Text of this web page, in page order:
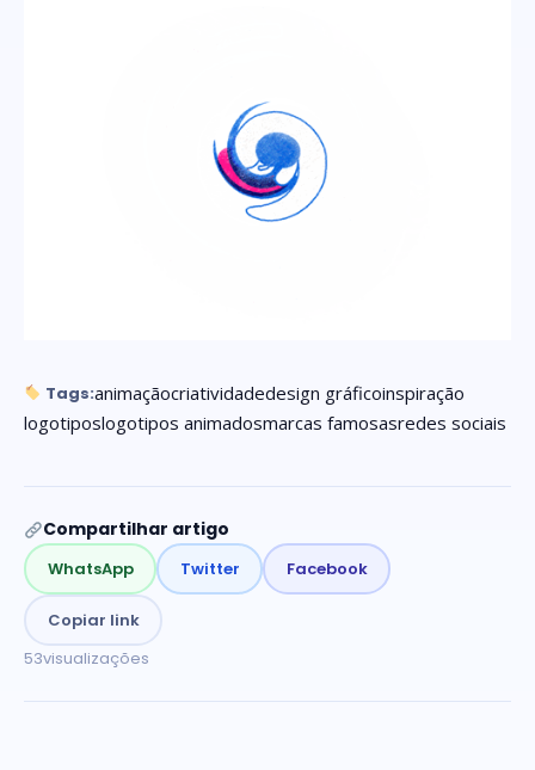
Tags:animaçãocriatividadedesign gráficoinspiração
logotiposlogotipos animadosmarcas famosasredes sociais
Compartilhar artigo
WhatsApp Twitter Facebook
Copiar link
53visualizações